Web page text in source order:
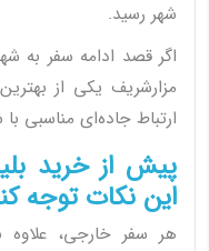
شهر رسید.
اگر قصد ادامه سفر به
مزارشریف یکی از
ارتباط جاده‌ای مناسبی
پیش از خرید
این نکات توجه
هر سفر خارجی، علاوه